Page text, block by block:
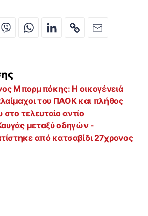
Μπορμπόκης: Η οικογένειά
του ΠΑΟΚ και πλήθος
τελευταίο αντίο
μεταξύ οδηγών -
από κατσαβίδι 27χρονος